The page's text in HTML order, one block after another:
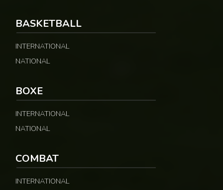
BASKETBALL
INTERNATIONAL
NATIONAL
BOXE
INTERNATIONAL
NATIONAL
COMBAT
INTERNATIONAL